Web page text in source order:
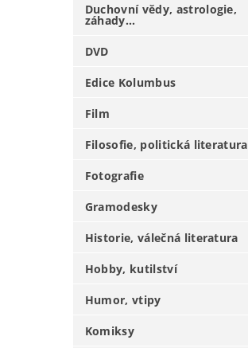
Duchovní vědy, astrologie,
záhady...
DVD
Edice Kolumbus
Film
Filosofie, politická literatura
Fotografie
Gramodesky
Historie, válečná literatura
Hobby, kutilství
Humor, vtipy
Komiksy